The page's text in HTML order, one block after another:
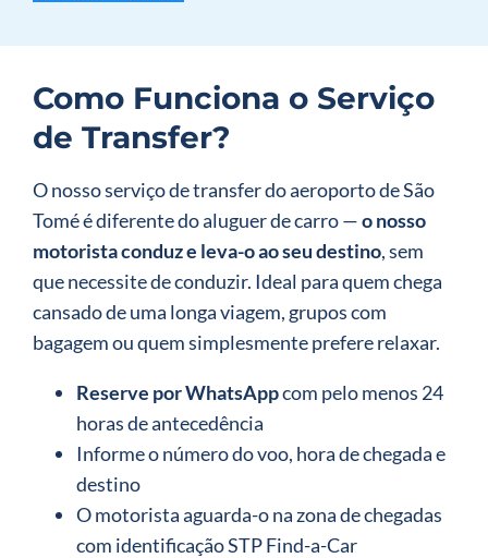
Como Funciona o Serviço
de Transfer?
O nosso serviço de transfer do aeroporto de São
Tomé é diferente do aluguer de carro —o nosso
motorista conduz e leva-o ao seu destino, sem
que necessite de conduzir. Ideal para quem chega
cansado de uma longa viagem, grupos com
bagagem ou quem simplesmente prefere relaxar.
Reserve por WhatsAppcom pelo menos 24
horas de antecedência
Informe o número do voo, hora de chegada e
destino
O motorista aguarda-o na zona de chegadas
com identificação STP Find-a-Car